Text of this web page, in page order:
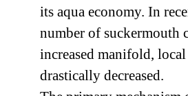
its aqua economy. In
number of suckermouth
increased manifold,
drastically decreased.